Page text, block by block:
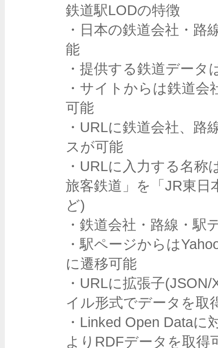
鉄道駅LODの特徴
・日本の鉄道会社・
能
・提供する鉄道デー
・サイトからは鉄道
可能
・URLに鉄道会社、
スが可能
・URLに入力する名
旅客鉄道」を「JR東日
ど)
・鉄道会社・路線・駅
・駅ページからは
に遷移可能
・URLに拡張子
イル形式でデータを取
・Linked Open Data
よりRDFデータを取得